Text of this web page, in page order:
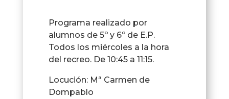
Programa realizado por
alumnos de 5º y 6º de E.P.
Todos los miércoles a la hora
del recreo. De 10:45 a 11:15.
Locución: Mª Carmen de
Dompablo